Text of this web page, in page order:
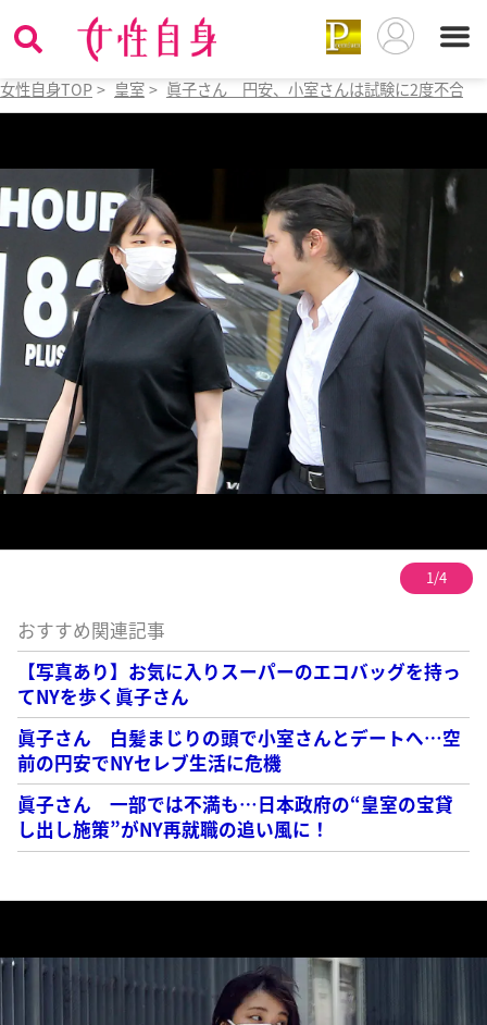
女性自身TOP > 皇室 > 眞子さん 円安、小室さんは試験に2度不合
1/4
おすすめ関連記事
【写真あり】お気に入りスーパーのエコバッグを持っ
てNYを歩く眞子さん
眞子さん 白髪まじりの頭で小室さんとデートへ…空
前の円安でNYセレブ生活に危機
眞子さん 一部では不満も…日本政府の“皇室の宝貸
し出し施策”がNY再就職の追い風に！